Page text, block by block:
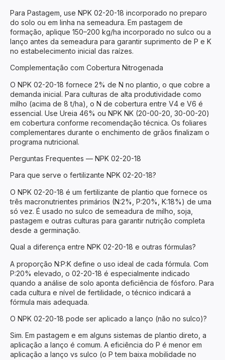
Para Pastagem, use NPK 02-20-18 incorporado no preparo
do solo ou em linha na semeadura. Em pastagem de
formação, aplique 150–200 kg/ha incorporado no sulco ou a
lanço antes da semeadura para garantir suprimento de P e K
no estabelecimento inicial das raízes.
Complementação com Cobertura Nitrogenada
O NPK 02-20-18 fornece 2% de N no plantio, o que cobre a
demanda inicial. Para culturas de alta produtividade como
milho (acima de 8 t/ha), o N de cobertura entre V4 e V6 é
essencial. Use Ureia 46% ou NPK NK (20-00-20, 30-00-20)
em cobertura conforme recomendação técnica. Os foliares
complementares durante o enchimento de grãos finalizam o
programa nutricional.
Perguntas Frequentes — NPK 02-20-18
Para que serve o fertilizante NPK 02-20-18?
O NPK 02-20-18 é um fertilizante de plantio que fornece os
três macronutrientes primários (N:2%, P:20%, K:18%) de uma
só vez. É usado no sulco de semeadura de milho, soja,
pastagem e outras culturas para garantir nutrição completa
desde a germinação.
Qual a diferença entre NPK 02-20-18 e outras fórmulas?
A proporção N:P:K define o uso ideal de cada fórmula. Com
P:20% elevado, o 02-20-18 é especialmente indicado
quando a análise de solo aponta deficiência de fósforo. Para
cada cultura e nível de fertilidade, o técnico indicará a
fórmula mais adequada.
O NPK 02-20-18 pode ser aplicado a lanço (não no sulco)?
Sim. Em pastagem e em alguns sistemas de plantio direto, a
aplicação a lanço é comum. A eficiência do P é menor em
aplicação a lanço vs sulco (o P tem baixa mobilidade no